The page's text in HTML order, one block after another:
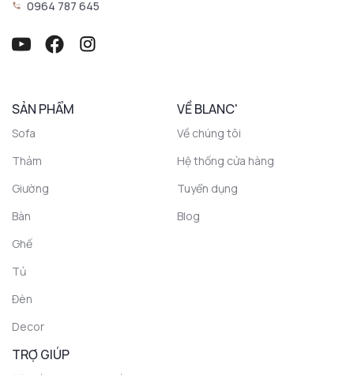
0964 787 645
SẢN PHẨM
Sofa
Thảm
Giường
Bàn
Ghế
Tủ
Đèn
Decor
VỀ BLANC'
Về chúng tôi
Hệ thống cửa hàng
Tuyển dụng
Blog
TRỢ GIÚP